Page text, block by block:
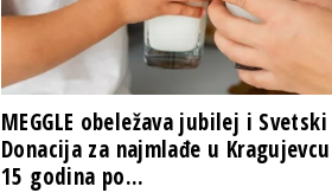
MEGGLE obeležava jubilej i
Donacija za najmlađe u
15 godina po...